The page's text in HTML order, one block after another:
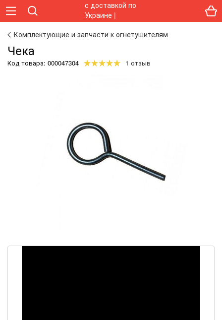
Комплектующие и запчасти к огнетушителям
Чека
Код товара: 000047304 1 отзыв